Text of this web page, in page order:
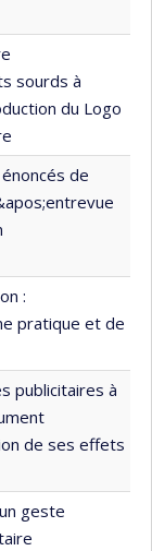
sourds à
du Logo
de
:
pratique et de
publicitaires à
de ses effets
geste